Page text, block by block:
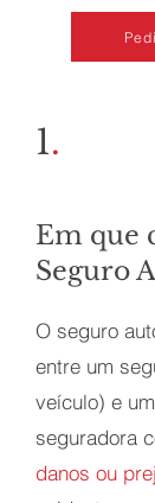
1.
Em que
Seguro
O seguro
entre um
veículo) e
seguradora
danos ou